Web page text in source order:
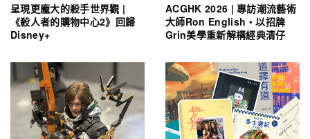
呈現更龐大的殺手世界觀 |
《殺人者的購物中心2》回歸
Disney+
ACGHK 2026 | 專訪潮流藝術
大師Ron English・以招牌
Grin美學重新解構經典清仔